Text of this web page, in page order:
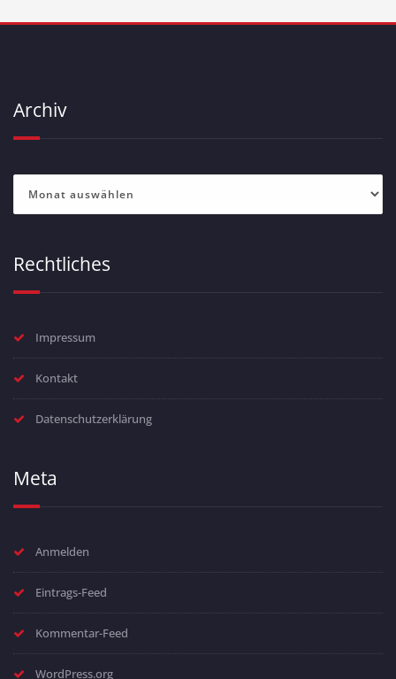
Archiv
Rechtliches
Impressum
Kontakt
Datenschutzerklärung
Meta
Anmelden
Eintrags-Feed
Kommentar-Feed
WordPress.org